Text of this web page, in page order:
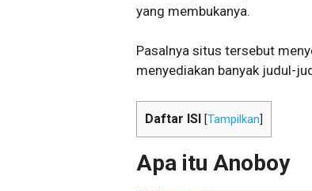
yang membukanya.
Pasalnya situs tersebut
menyediakan banyak judul-
Daftar ISI [Tampilkan
Apa itu Anoboy